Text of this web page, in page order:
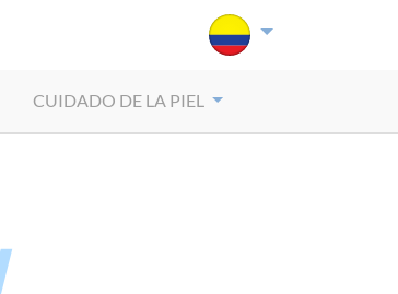
CUIDADO DE LA PIEL